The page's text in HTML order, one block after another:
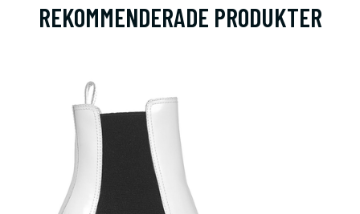
REKOMMENDERADE PRODUKTER